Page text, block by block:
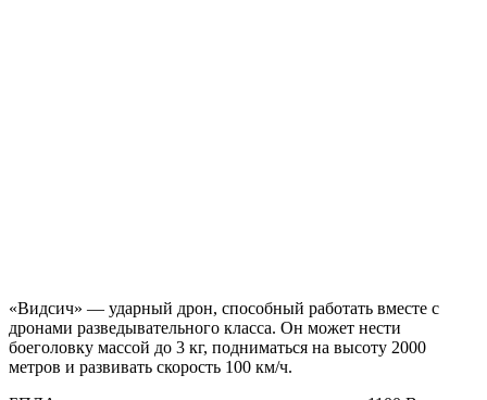
«Видсич» — ударный дрон, способный работать вместе с
дронами разведывательного класса. Он может нести
боеголовку массой до 3 кг, подниматься на высоту 2000
метров и развивать скорость 100 км/ч.